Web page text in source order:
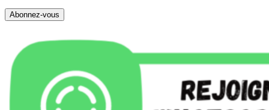
Abonnez-vous